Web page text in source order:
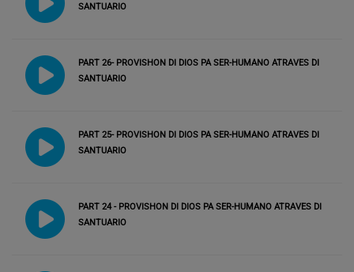
SANTUARIO
PART 26- PROVISHON DI DIOS PA SER-HUMANO ATRAVES DI
SANTUARIO
PART 25- PROVISHON DI DIOS PA SER-HUMANO ATRAVES DI
SANTUARIO
PART 24 - PROVISHON DI DIOS PA SER-HUMANO ATRAVES DI
SANTUARIO